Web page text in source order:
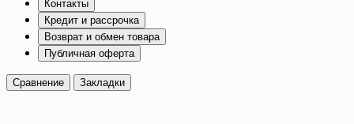
Контакты
Кредит и рассрочка
Возврат и обмен товара
Публичная оферта
Сравнение Закладки